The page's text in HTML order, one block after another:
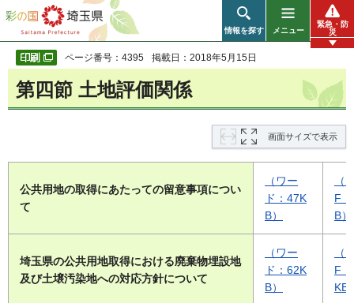
彩の国 埼玉県
情報を探す メニュー
緊急・防
災
ページ番号：4395 掲載日：2018年5月15日
第四節 土地評価関係
画面サイズで表示
公共用地の取得にあたっての留意事項につい
て
（ワー
ド：47K
B）
（
F
B）
埼玉県の公共用地取得における廃棄物埋設地
及び土壌汚染地への対応方針について
（ワー
ド：62K
B）
（
F
KB